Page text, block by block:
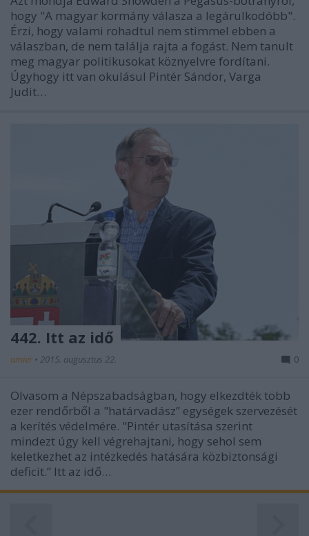
hogy "A magyar kormány válasza a legárulkodóbb".
Érzi, hogy valami rohadtul nem stimmel ebben a
válaszban, de nem találja rajta a fogást. Nem tanult
meg magyar politikusokat köznyelvre fordítani.
Úgyhogy itt van okulásul Pintér Sándor, Varga
Judit…
442. Itt az idő
amier • 2015. augusztus 22. 0
Olvasom a Népszabadságban, hogy elkezdték több
ezer rendőrből a "határvadász” egységek szervezését
a kerítés védelmére. "Pintér utasítása szerint
mindezt úgy kell végrehajtani, hogy sehol sem
keletkezhet az intézkedés hatására közbiztonsági
deficit.” Itt az idő…